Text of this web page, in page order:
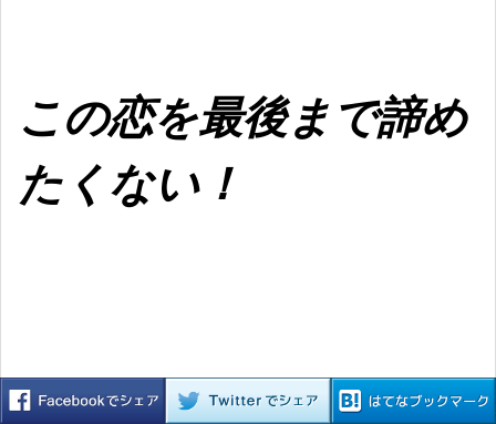
この恋を最後まで諦め
たくない！